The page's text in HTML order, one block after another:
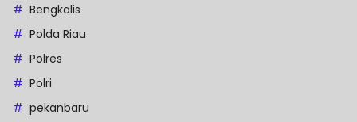
Bengkalis
Polda Riau
Polres
Polri
pekanbaru